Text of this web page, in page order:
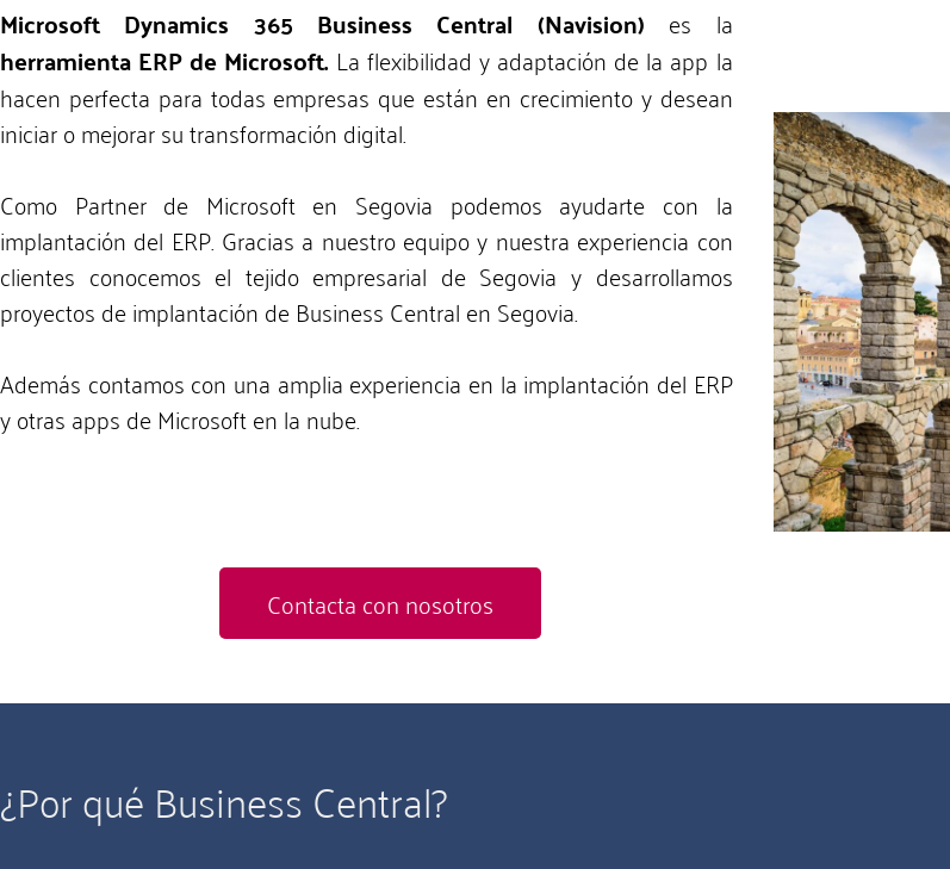
Microsoft Dynamics 365 Business Central (Navision) es la
herramienta ERP de Microsoft. La flexibilidad y adaptación de la app la
hacen perfecta para todas empresas que están en crecimiento y desean
iniciar o mejorar su transformación digital.
Como Partner de Microsoft en Segovia podemos ayudarte con la
implantación del ERP. Gracias a nuestro equipo y nuestra experiencia con
clientes conocemos el tejido empresarial de Segovia y desarrollamos
proyectos de implantación de Business Central en Segovia.
Además contamos con una amplia experiencia en la implantación del ERP
y otras apps de Microsoft en la nube.
Contacta con nosotros
¿Por qué Business Central?